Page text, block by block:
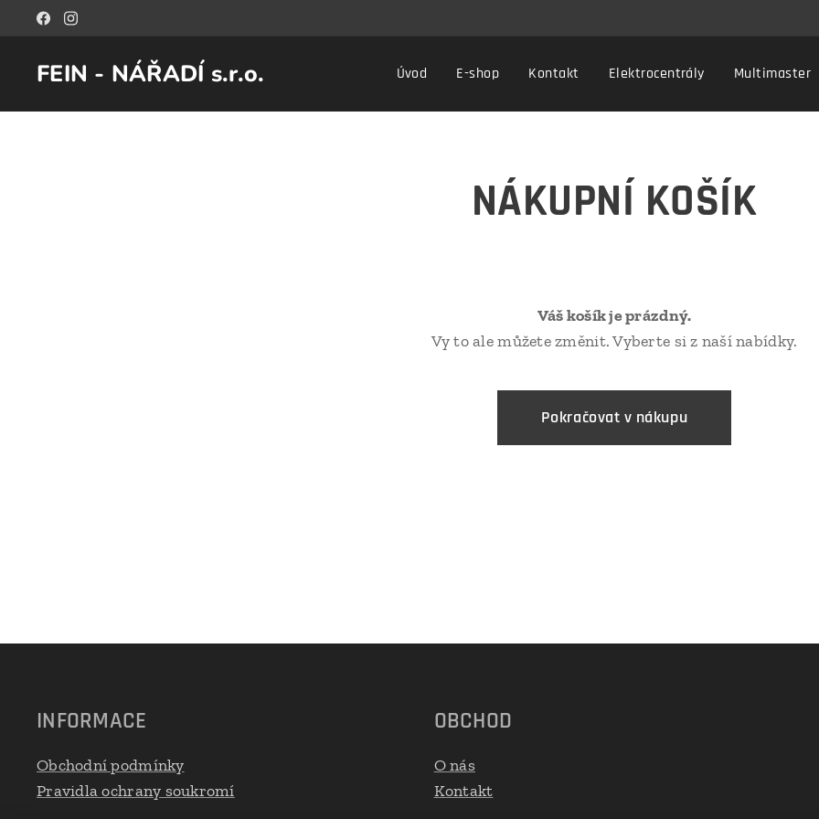
FEIN - NÁŘADÍ s.r.o. Úvod E-shop Kontakt Elektrocentrály Multimaster
NÁKUPNÍ KOŠÍK
Váš košík je prázdný.
Vy to ale můžete změnit. Vyberte si z naší nabídky.
Pokračovat v nákupu
INFORMACE
Obchodní podmínky
Pravidla ochrany soukromí
OBCHOD
O nás
Kontakt